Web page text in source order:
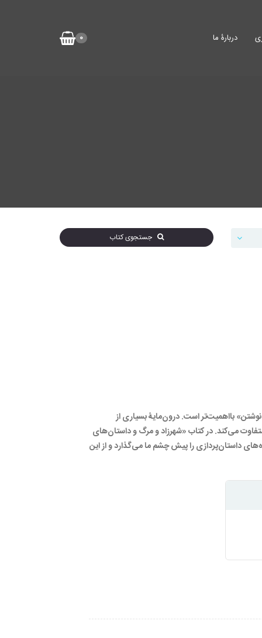
0 دربارۀ ما
جستجوی کتاب
بااهمیت‌تر است. درون‌مایۀ بسیاری از
می‌کند. در کتاب «شهرزاد و مرگ و داستان‌های
کوتاه انواع شیوه‌های داستان‌پردازی را پیش چشم ما می‌گذارد و از این